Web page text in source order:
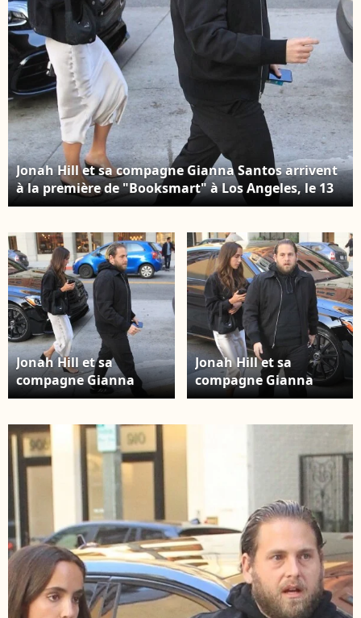
Jonah Hill et sa compagne Gianna Santos arrivent
à la première de "Booksmart" à Los Angeles, le 13
mai 2019.
Jonah Hill et sa
compagne Gianna
Santos arrivent à la
"Booksmart" à Los
Angeles, le 13 mai
2019.
Jonah Hill et sa
compagne Gianna
Santos arrivent à la
Angeles, le 13 mai